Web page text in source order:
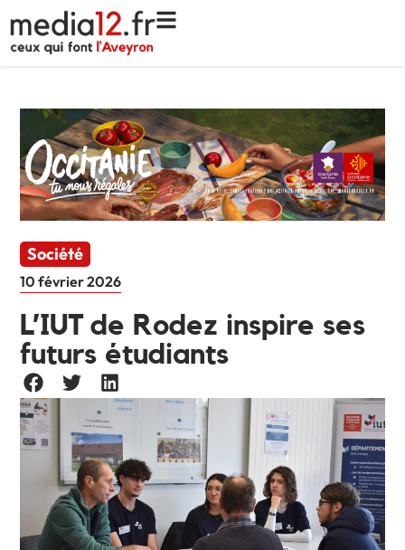
Société
10 février 2026
L’IUT de Rodez inspire ses
futurs étudiants